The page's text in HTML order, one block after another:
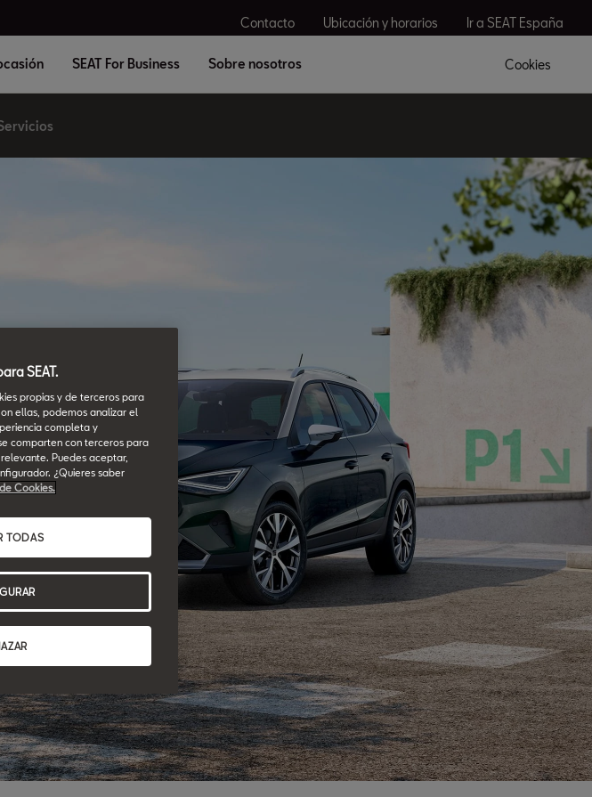
Contacto Ubicación y horarios Ir a SEAT España
SEAT For Business Sobre nosotros Cookies
SEAT.
propias y de terceros para
ellas, podemos analizar el
completa y
comparten con terceros para
Puedes aceptar,
¿Quieres saber
Cookies.
TODAS